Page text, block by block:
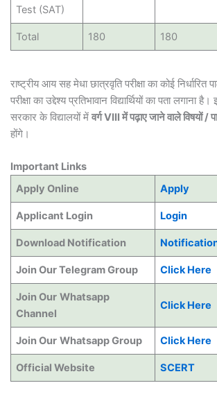
Test (SAT)
Total 180 180
राष्ट्रीय आय सह मेधा छात्रवृति परीक्षा का कोई
परीक्षा का उद्देश्य प्रतिभावान विद्यार्थियों का पता लगाना
सरकार के विद्यालयों में वर्ग VIII में पढ़ाए जाने वाले विषयों /
होंगे।
Important Links
Apply Online
Apply
Applicant Login Login
Download Notification
Join Our Telegram Group Click Here
Join Our Whatsapp
Channel
Click Here
Join Our Whatsapp Group Click Here
Official Website SCERT